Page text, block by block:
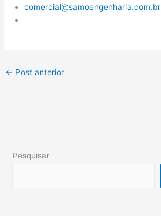
comercial@samoengenharia.com.br
← Post anterior
Pesquisar